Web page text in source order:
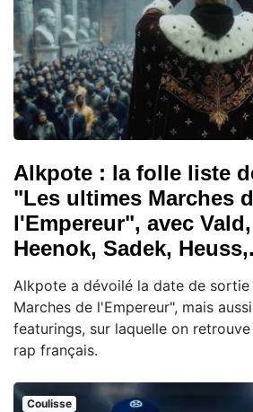
Alkpote : la folle liste
"Les ultimes Marches
l'Empereur", avec
Heenok, Sadek,
Alkpote a dévoilé la date de sortie
Marches de l'Empereur", mais
featurings, sur laquelle on
rap français.
Coulisse